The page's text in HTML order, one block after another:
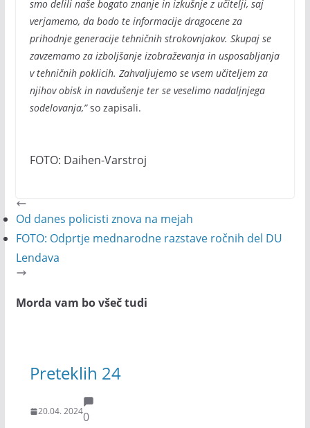
smo delili naše bogato znanje in izkušnje z učitelji, saj
verjamemo, da bodo te informacije dragocene za
prihodnje generacije tehničnih strokovnjakov. Skupaj se
zavzemamo za izboljšanje izobraževanja in usposabljanja
v tehničnih poklicih. Zahvaljujemo se vsem učiteljem za
njihov obisk in navdušenje ter se veselimo nadaljnjega
sodelovanja,”so zapisali.
FOTO: Daihen-Varstroj
Od danes policisti znova na mejah
FOTO: Odprtje mednarodne razstave ročnih del DU
Lendava
Morda vam bo všeč tudi
Preteklih 24
20.04. 20240